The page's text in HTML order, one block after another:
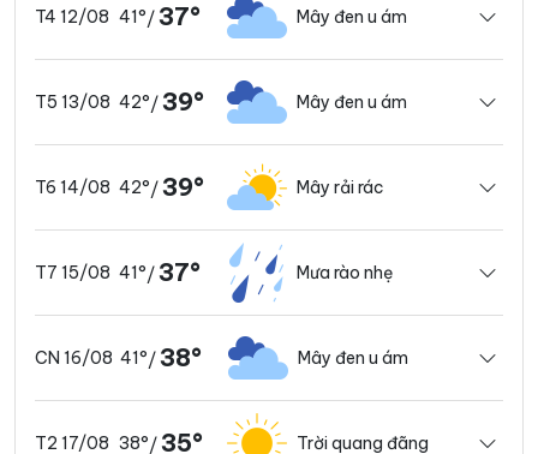
T4 12/08 41°/ 37° Mây đen u ám
T5 13/08 42°/ 39° Mây đen u ám
T6 14/08 42°/ 39° Mây rải rác
T7 15/08 41°/ 37° Mưa rào nhẹ
CN 16/08 41°/ 38° Mây đen u ám
T2 17/08 38°/ 35° Trời quang đãng